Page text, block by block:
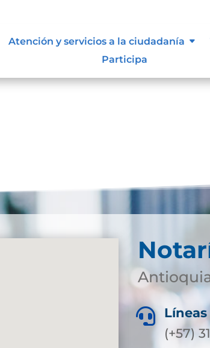
Atención y servicios a la ciudadanía
Participa
asociaciones y

(+57)